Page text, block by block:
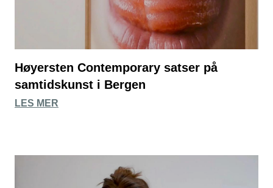
Høyersten Contemporary satser på
samtidskunst i Bergen
LES MER